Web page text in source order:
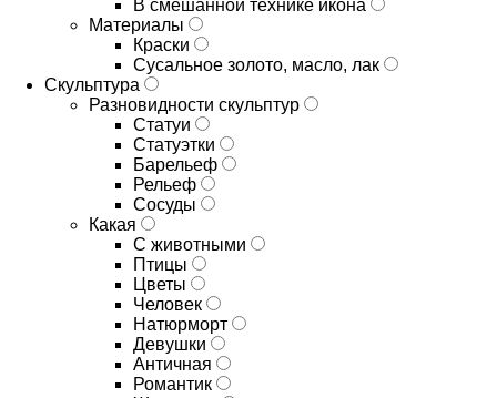
В смешанной технике икона
Материалы
Краски
Сусальное золото, масло, лак
Скульптура
Разновидности скульптур
Статуи
Статуэтки
Барельеф
Рельеф
Сосуды
Какая
С животными
Птицы
Цветы
Человек
Натюрморт
Девушки
Античная
Романтик